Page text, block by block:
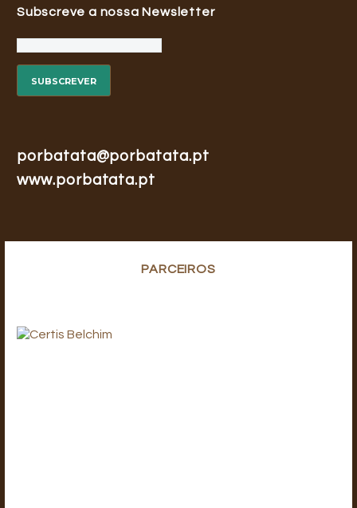
Subscreve a nossa Newsletter
porbatata@porbatata.pt
www.porbatata.pt
PARCEIROS